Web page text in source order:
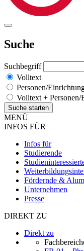
Suche
Suchbegriff
Volltext
Personen/
Volltext + Personen/
MENÜ
INFOS FÜR
Infos für
Studierende
Fördernde &
Unternehmen
Presse
DIREKT ZU
Direkt zu